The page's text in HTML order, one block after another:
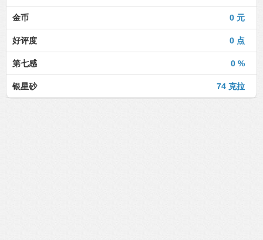
0 元
金币
0 点
好评度
0 %
第七感
74 克拉
银星砂